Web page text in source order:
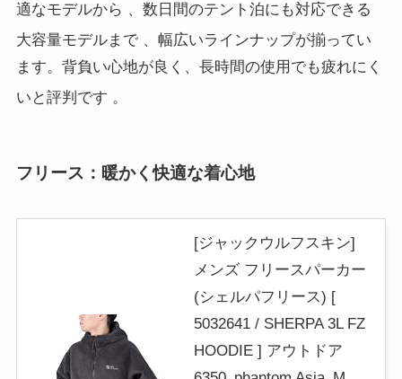
適なモデルから 、数日間のテント泊にも対応できる
大容量モデルまで 、幅広いラインナップが揃ってい
ます。背負い心地が良く、長時間の使用でも疲れにく
いと評判です 。
フリース：暖かく快適な着心地
[ジャックウルフスキン]
メンズ フリースパーカー
(シェルパフリース) [
5032641 / SHERPA 3L FZ
HOODIE ] アウトドア